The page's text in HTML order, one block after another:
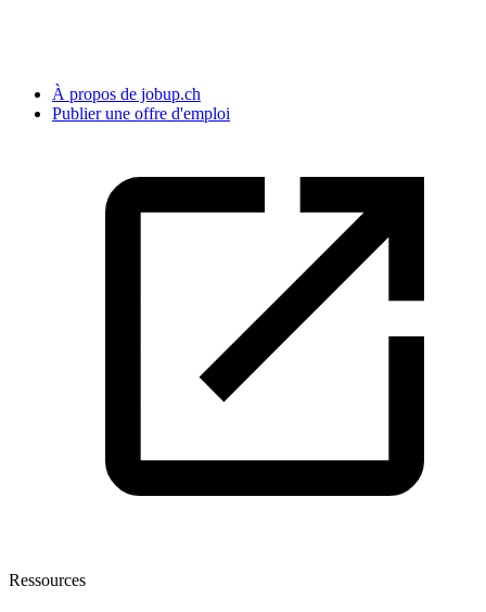
À propos de jobup.ch
Publier une offre d'emploi
Ressources